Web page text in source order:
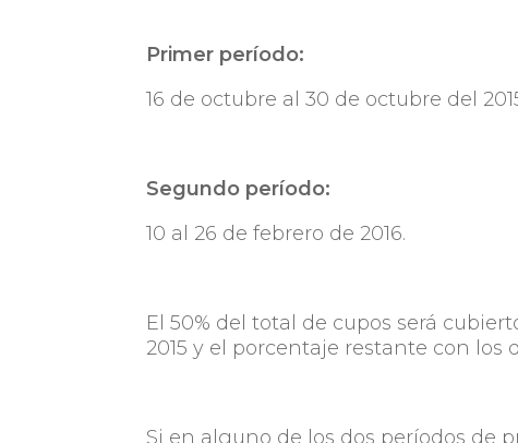
Primer período:
16 de octubre al 30 de octubre del
Segundo período:
10 al 26 de febrero de 2016.
El 50% del total de cupos será
2015 y el porcentaje restante con los
Si en alguno de los dos períodos de